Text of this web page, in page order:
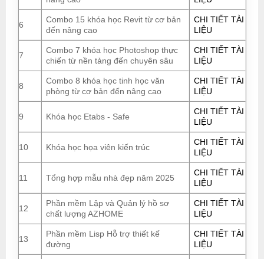
6
Combo 15 khóa học Revit từ cơ bản
đến nâng cao
CHI TIẾT TÀI
LIỆU
7
Combo 7 khóa học Photoshop thực
chiến từ nền tảng đến chuyên sâu
CHI TIẾT TÀI
LIỆU
8
Combo 8 khóa học tinh học văn
phòng từ cơ bản đến nâng cao
CHI TIẾT TÀI
LIỆU
9 Khóa học Etabs - Safe
CHI TIẾT TÀI
LIỆU
10 Khóa học họa viên kiến trúc
CHI TIẾT TÀI
LIỆU
11 Tổng hợp mẫu nhà đẹp năm 2025
CHI TIẾT TÀI
LIỆU
12
Phần mềm Lập và Quản lý hồ sơ
chất lượng AZHOME
CHI TIẾT TÀI
LIỆU
13
Phần mềm Lisp Hỗ trợ thiết kế
đường
CHI TIẾT TÀI
LIỆU